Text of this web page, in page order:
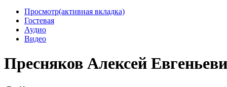
Просмотр(активная вкладка)
Гостевая
Аудио
Видео
Пресняков Алексей